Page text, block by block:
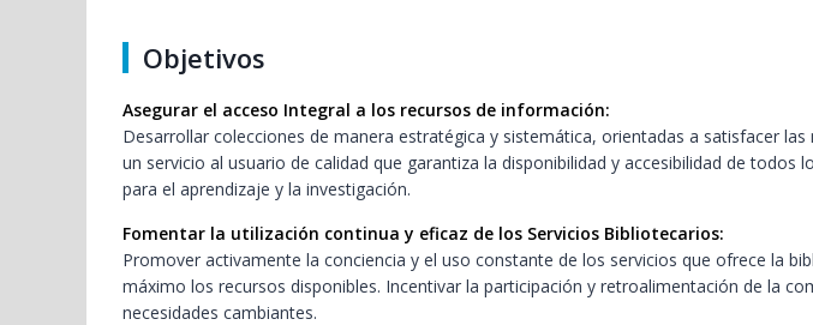
Objetivos
Asegurar el acceso Integral a los recursos de información:
Desarrollar colecciones de manera estratégica y sistemática, orientadas a satisfacer
un servicio al usuario de calidad que garantiza la disponibilidad y accesibilidad de
para el aprendizaje y la investigación.
Fomentar la utilización continua y eficaz de los Servicios Bibliotecarios:
Promover activamente la conciencia y el uso constante de los servicios que ofrece la
máximo los recursos disponibles. Incentivar la participación y retroalimentación de la
necesidades cambiantes.